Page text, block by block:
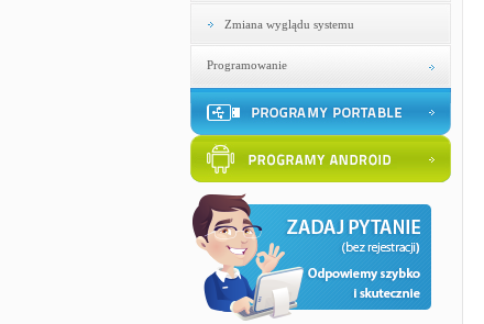
Zmiana wyglądu systemu
Programowanie